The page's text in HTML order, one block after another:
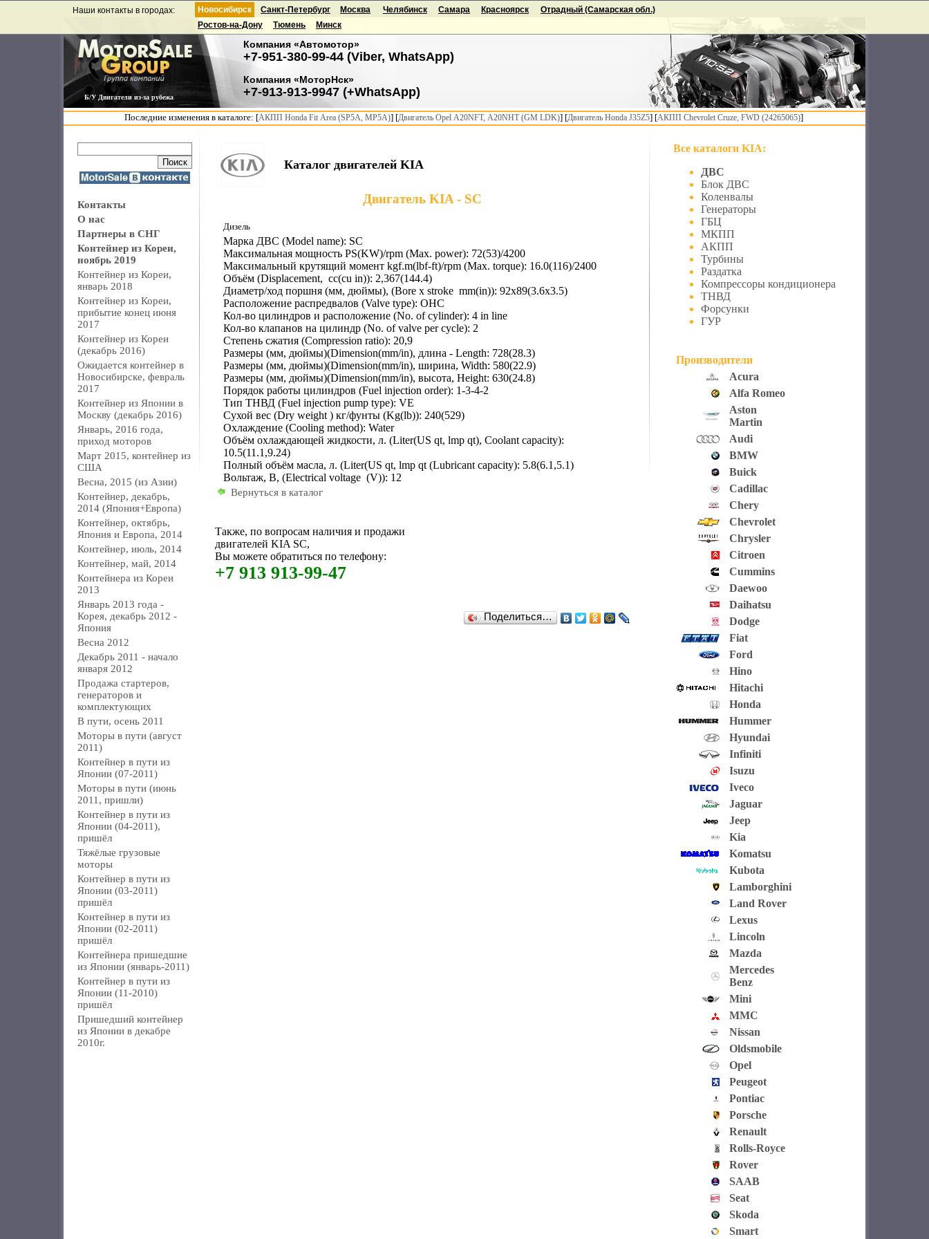
Б/У Двигатели из-за рубежа
Наши контакты в городах: Новосибирск
Компания «Автомотор»
+7-951-380-99-44 (Viber, WhatsApp)
Компания «МоторНск»
+7-913-913-9947 (+WhatsApp)
Санкт-Петербург Москва Челябинск Самара Красноярск
Отрадный (Самарская обл.)
Ростов-на-Дону
Тюмень Минск
Последние изменения в каталоге: [АКПП Honda Fit Area (SP5A, MP5A)] [Двигатель Opel A20NFT, A20NHT (GM LDK)] [Двигатель Honda J35Z5] [АКПП Chevrolet Cruze, FWD (24265065)]
Контакты
О нас
Партнеры в СНГ
Контейнер из Кореи,
ноябрь 2019
Контейнер из Кореи,
январь 2018
Контейнер из Кореи,
прибытие конец июня
2017
Контейнер из Кореи
(декабрь 2016)
Ожидается контейнер в
Новосибирске, февраль
2017
Контейнер из Японии в
Москву (декабрь 2016)
Январь, 2016 года,
приход моторов
Март 2015, контейнер из
США
Весна, 2015 (из Азии)
Контейнер, декабрь,
2014 (Япония+Европа)
Контейнер, октябрь,
Япония и Европа, 2014
Контейнер, июль, 2014
Контейнер, май, 2014
Контейнера из Кореи
2013
Январь 2013 года -
Корея, декабрь 2012 -
Япония
Весна 2012
Декабрь 2011 - начало
января 2012
Продажа стартеров,
генераторов и
комплектующих
В пути, осень 2011
Моторы в пути (август
2011)
Контейнер в пути из
Японии (07-2011)
Моторы в пути (июнь
2011, пришли)
Контейнер в пути из
Японии (04-2011),
пришёл
Тяжёлые грузовые
моторы
Контейнер в пути из
Японии (03-2011)
пришёл
Контейнер в пути из
Японии (02-2011)
пришёл
Контейнера пришедшие
из Японии (январь-2011)
Контейнер в пути из
Японии (11-2010)
пришёл
Пришедший контейнер
из Японии в декабре
2010г.
Каталог двигателей KIA
Двигатель KIA - SC
Дизель
Марка ДВС (Model name): SC
Максимальная мощность PS(KW)/rpm (Max. power): 72(53)/4200
Максимальный крутящий момент kgf.m(lbf-ft)/rpm (Max. torque): 16.0(116)/2400
Объём (Displacement, cc(cu in)): 2,367(144.4)
Диаметр/ход поршня (мм, дюймы), (Bore x stroke mm(in)): 92x89(3.6x3.5)
Расположение распредвалов (Valve type): OHC
Кол-во цилиндров и расположение (No. of cylinder): 4 in line
Кол-во клапанов на цилиндр (No. of valve per cycle): 2
Степень сжатия (Compression ratio): 20,9
Размеры (мм, дюймы)(Dimension(mm/in), длина - Length: 728(28.3)
Размеры (мм, дюймы)(Dimension(mm/in), ширина, Width: 580(22.9)
Размеры (мм, дюймы)(Dimension(mm/in), высота, Height: 630(24.8)
Порядок работы цилиндров (Fuel injection order): 1-3-4-2
Тип ТНВД (Fuel injection pump type): VE
Сухой вес (Dry weight ) кг/фунты (Kg(lb)): 240(529)
Охлаждение (Cooling method): Water
Объём охлаждающей жидкости, л. (Liter(US qt, lmp qt), Coolant capacity):
10.5(11.1,9.24)
Полный объём масла, л. (Liter(US qt, lmp qt (Lubricant capacity): 5.8(6.1,5.1)
Вольтаж, В, (Electrical voltage (V)): 12
Вернуться в каталог
Также, по вопросам наличия и продажи
двигателей KIA SC,
Вы можете обратиться по телефону:
+7 913 913-99-47
Поделиться…
Все каталоги KIA:
ДВС
Блок ДВС
Коленвалы
Генераторы
ГБЦ
МКПП
АКПП
Турбины
Раздатка
Компрессоры кондиционера
ТНВД
Форсунки
ГУР
Производители
Acura
Alfa Romeo
Aston
Martin
Audi
BMW
Buick
Cadillac
Chery
Chevrolet
Chrysler
Citroen
Cummins
Daewoo
Daihatsu
Dodge
Fiat
Ford
Hino
Hitachi
Honda
Hummer
Hyundai
Infiniti
Isuzu
Iveco
Jaguar
Jeep
Kia
Komatsu
Kubota
Lamborghini
Land Rover
Lexus
Lincoln
Mazda
Mercedes
Benz
Mini
MMC
Nissan
Oldsmobile
Opel
Peugeot
Pontiac
Porsche
Renault
Rolls-Royce
Rover
SAAB
Seat
Skoda
Smart